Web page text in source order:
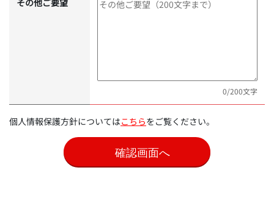
0/200文字
個人情報保護方針についてはこちらをご覧ください。